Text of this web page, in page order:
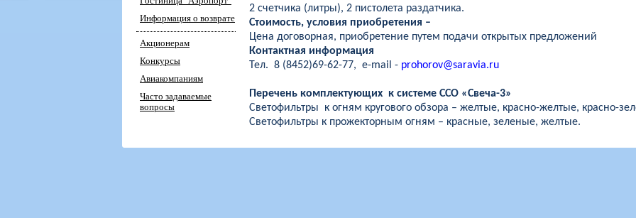
Информация о возврате
Акционерам
Конкурсы
Авиакомпаниям
Часто задаваемые
вопросы
2 счетчика (литры), 2 пистолета раздатчика.
Стоимость, условия приобретения –
Цена договорная, приобретение путем подачи открытых предложений
Контактная информация
Тел. 8 (8452)69-62-77, e-mail - prohorov@saravia.ru
Перечень комплектующих к системе ССО «Свеча-3»
Светофильтры
к огням кругового обзора – желтые, красно-желтые, красно-
Светофильтры к прожекторным огням – красные, зеленые, желтые.